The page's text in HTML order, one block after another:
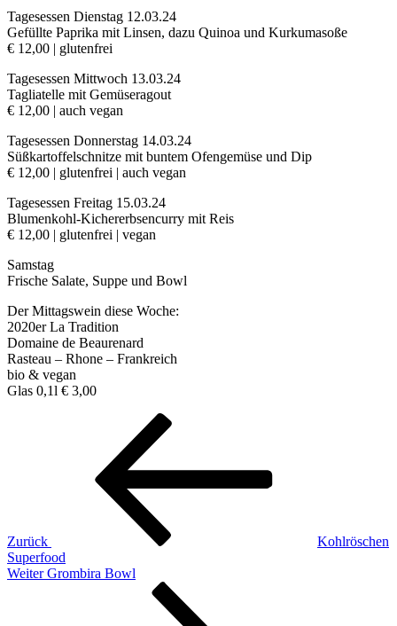
Tagesessen Dienstag 12.03.24
Gefüllte Paprika mit Linsen, dazu Quinoa und Kurkumasoße
€ 12,00 | glutenfrei
Tagesessen Mittwoch 13.03.24
Tagliatelle mit Gemüseragout
€ 12,00 | auch vegan
Tagesessen Donnerstag 14.03.24
Süßkartoffelschnitze mit buntem Ofengemüse und Dip
€ 12,00 | glutenfrei | auch vegan
Tagesessen Freitag 15.03.24
Blumenkohl-Kichererbsencurry mit Reis
€ 12,00 | glutenfrei | vegan
Samstag
Frische Salate, Suppe und Bowl
Der Mittagswein diese Woche:
2020er La Tradition
Domaine de Beaurenard
Rasteau – Rhone – Frankreich
bio & vegan
Glas 0,1l € 3,00
Beitragsnavigation
Zurück
Kohlröschen
Superfood
Nächster
Weiter Grombira Bowl